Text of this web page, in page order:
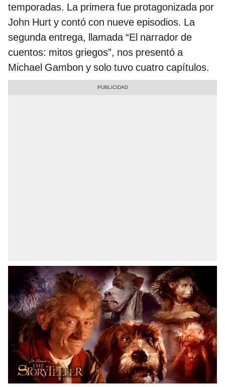
temporadas. La primera fue protagonizada por
John Hurt y contó con nueve episodios. La
segunda entrega, llamada “El narrador de
cuentos: mitos griegos”, nos presentó a
Michael Gambon y solo tuvo cuatro capítulos.